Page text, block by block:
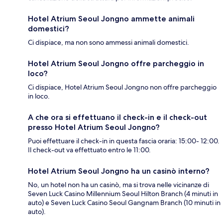
Hotel Atrium Seoul Jongno ammette animali
domestici?
Ci dispiace, ma non sono ammessi animali domestici.
Hotel Atrium Seoul Jongno offre parcheggio in
loco?
Ci dispiace, Hotel Atrium Seoul Jongno non offre parcheggio
in loco.
A che ora si effettuano il check-in e il check-out
presso Hotel Atrium Seoul Jongno?
Puoi effettuare il check-in in questa fascia oraria: 15:00- 12:00.
Il check-out va effettuato entro le 11:00.
Hotel Atrium Seoul Jongno ha un casinò interno?
No, un hotel non ha un casinò, ma si trova nelle vicinanze di
Seven Luck Casino Millennium Seoul Hilton Branch (4 minuti in
auto) e Seven Luck Casino Seoul Gangnam Branch (10 minuti in
auto).